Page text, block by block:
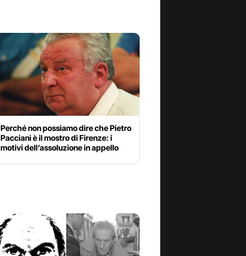
Perché non possiamo dire che Pietro
Pacciani è il mostro di Firenze: i
motivi dell’assoluzione in appello